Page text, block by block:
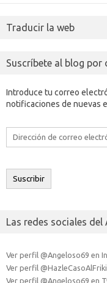
Traducir la web
Suscríbete al blog por
Introduce tu correo
notificaciones de nuevas
Dirección
electrónico
Suscribir
Las redes sociales del
Ver perfil @Angeloso69 en
Ver perfil
Ver perfil @Angeloso69 en